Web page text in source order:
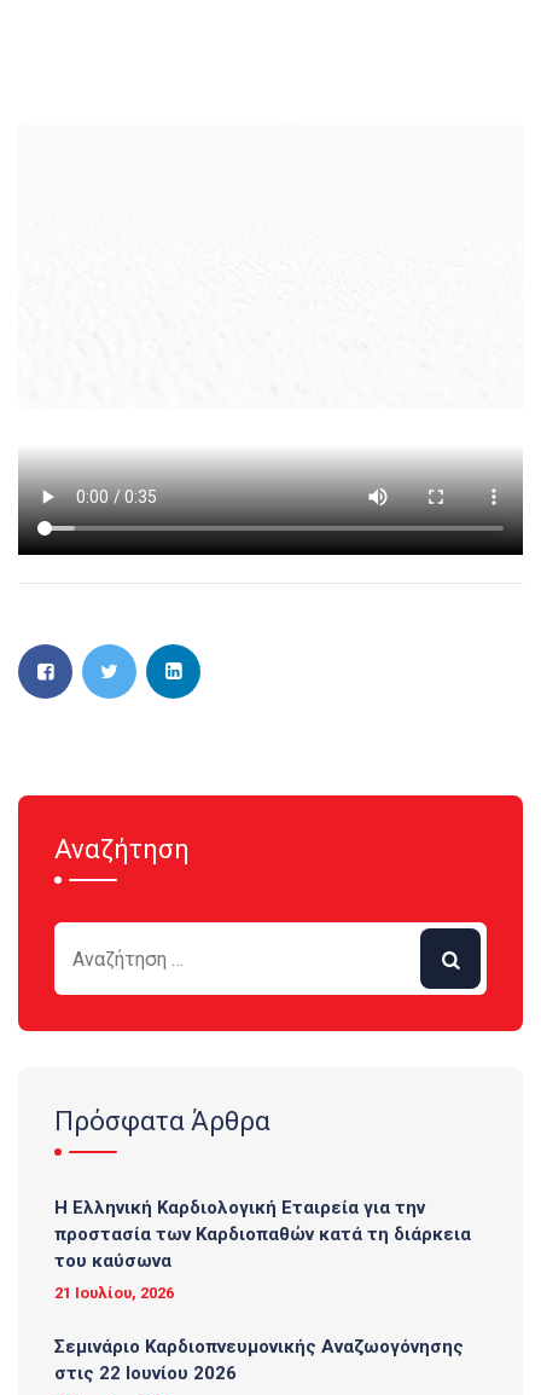
Αναζήτηση
Πρόσφατα Άρθρα
Η Ελληνική Καρδιολογική Εταιρεία για την
προστασία των Καρδιοπαθών κατά τη διάρκεια
του καύσωνα
21 Ιουλίου, 2026
Σεμινάριο Καρδιοπνευμονικής Αναζωογόνησης
στις 22 Ιουνίου 2026